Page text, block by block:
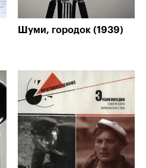
Шуми, городок (1939)